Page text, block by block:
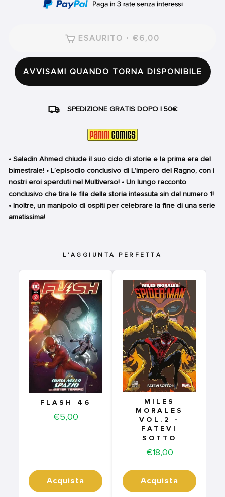
ESAURITO · €6,00
AVVISAMI QUANDO TORNA DISPONIBILE
SPEDIZIONE GRATIS DOPO I 50€
• Saladin Ahmed chiude il suo ciclo di storie e la prima era del
bimestrale! • L’episodio conclusivo di L’impero del Ragno, con i
nostri eroi sperduti nel Multiverso! • Un lungo racconto
conclusivo che tira le fila della storia intessuta sin dal numero 1!
• Inoltre, un manipolo di ospiti per celebrare la fine di una serie
amatissima!
L'AGGIUNTA PERFETTA
FLASH 46
Price
€5,00
Acquista
MILES
MORALES
VOL.2 -
FATEVI
SOTTO
Price
€18,00
Acquista